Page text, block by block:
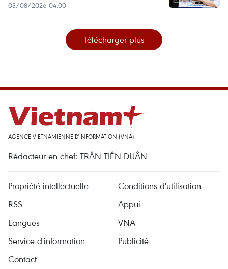
03/08/2026 04:00
Télécharger plus
AGENCE VIETNAMIENNE D'INFORMATION (VNA)
Rédacteur en chef: TRÂN TIÊN DUÂN
Propriété intellectuelle
Conditions d'utilisation
RSS
Appui
Langues
VNA
Service d'information
Publicité
Contact